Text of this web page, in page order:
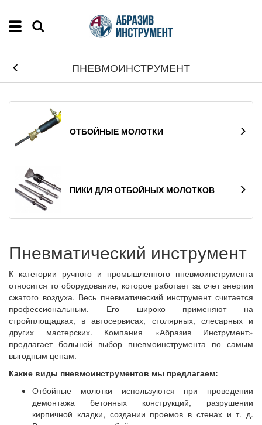
ПНЕВМОИНСТРУМЕНТ
ОТБОЙНЫЕ МОЛОТКИ
ПИКИ ДЛЯ ОТБОЙНЫХ МОЛОТКОВ
Пневматический инструмент
К категории ручного и промышленного пневмоинструмента
относится то оборудование, которое работает за счет энергии
сжатого воздуха. Весь пневматический инструмент считается
профессиональным. Его широко применяют на
стройплощадках, в автосервисах, столярных, слесарных и
других мастерских. Компания «Абразив Инструмент»
предлагает большой выбор пневмоинструмента по самым
выгодным ценам.
Какие виды пневмоинструментов мы предлагаем:
Отбойные молотки используются при проведении
демонтажа бетонных конструкций, разрушении
кирпичной кладки, создании проемов в стенах и т. д.